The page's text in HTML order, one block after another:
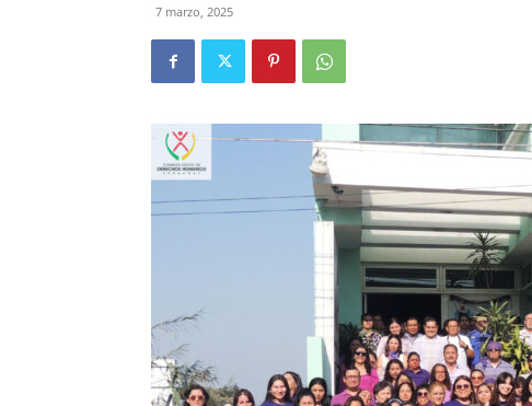
7 marzo, 2025